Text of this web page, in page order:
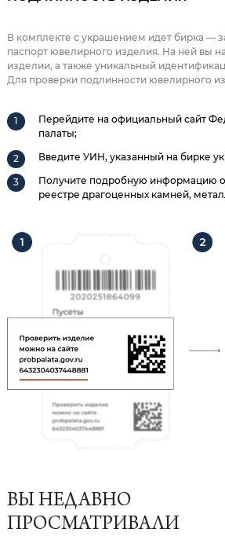
В комплекте с украшением идет бирка —
паспорт ювелирного изделия. На ней вы
изделии, а также уникальный
Для проверки подлинности ювелирного
Перейдите на официальный сайт
палаты;
Введите УИН, указанный на бирке
Получите подробную информацию
реестре драгоценных камней,
ВЫ НЕДАВНО
ПРОСМАТРИВАЛИ